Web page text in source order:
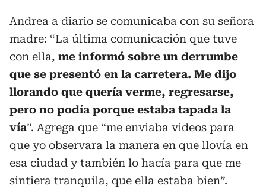
Andrea a diario se comunicaba con su señora
madre: “La última comunicación que tuve
con ella, me informó sobre un derrumbe
que se presentó en la carretera. Me dijo
llorando que quería verme, regresarse,
pero no podía porque estaba tapada la
vía”. Agrega que “me enviaba videos para
que yo observara la manera en que llovía en
esa ciudad y también lo hacía para que me
sintiera tranquila, que ella estaba bien”.